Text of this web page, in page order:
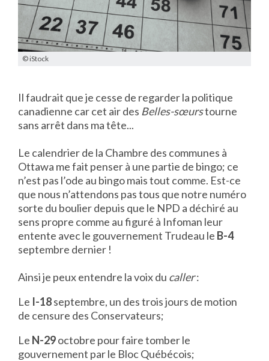
© iStock
Il faudrait que je cesse de regarder la politique
canadienne car cet air des Belles-sœurstourne
sans arrêt dans ma tête...
Le calendrier de la Chambre des communes à
Ottawa me fait penser à une partie de bingo; ce
n’est pas l’ode au bingo mais tout comme. Est-ce
que nous n’attendons pas tous que notre numéro
sorte du boulier depuis que le NPD a déchiré au
sens propre comme au figuré à Infoman leur
entente avec le gouvernement Trudeau le B-4
septembre dernier !
Ainsi je peux entendre la voix du caller:
Le I-18septembre, un des trois jours de motion
de censure des Conservateurs;
Le N-29octobre pour faire tomber le
gouvernement par le Bloc Québécois;